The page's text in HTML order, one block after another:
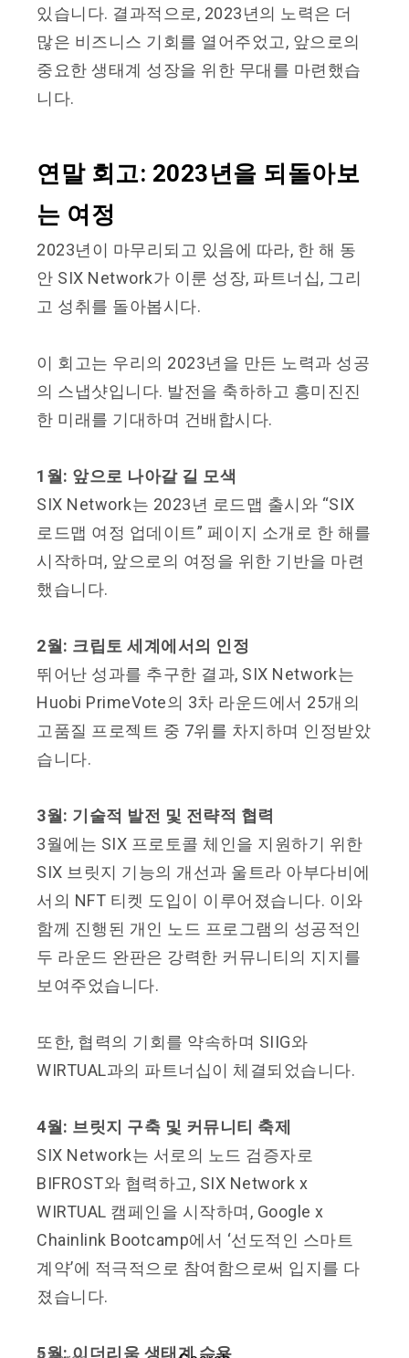
있습니다. 결과적으로, 2023년의 노력은 더
많은 비즈니스 기회를 열어주었고, 앞으로의
중요한 생태계 성장을 위한 무대를 마련했습
니다.
연말 회고: 2023년을 되돌아보
는 여정
2023년이 마무리되고 있음에 따라, 한 해 동
안 SIX Network가 이룬 성장, 파트너십, 그리
고 성취를 돌아봅시다.
이 회고는 우리의 2023년을 만든 노력과 성공
의 스냅샷입니다. 발전을 축하하고 흥미진진
한 미래를 기대하며 건배합시다.
1월: 앞으로 나아갈 길 모색
SIX Network는 2023년 로드맵 출시와 “SIX
로드맵 여정 업데이트” 페이지 소개로 한 해를
시작하며, 앞으로의 여정을 위한 기반을 마련
했습니다.
2월: 크립토 세계에서의 인정
뛰어난 성과를 추구한 결과, SIX Network는
Huobi PrimeVote의 3차 라운드에서 25개의
고품질 프로젝트 중 7위를 차지하며 인정받았
습니다.
3월: 기술적 발전 및 전략적 협력
3월에는 SIX 프로토콜 체인을 지원하기 위한
SIX 브릿지 기능의 개선과 울트라 아부다비에
서의 NFT 티켓 도입이 이루어졌습니다. 이와
함께 진행된 개인 노드 프로그램의 성공적인
두 라운드 완판은 강력한 커뮤니티의 지지를
보여주었습니다.
또한, 협력의 기회를 약속하며 SIIG와
WIRTUAL과의 파트너십이 체결되었습니다.
4월: 브릿지 구축 및 커뮤니티 축제
SIX Network는 서로의 노드 검증자로
BIFROST와 협력하고, SIX Network x
WIRTUAL 캠페인을 시작하며, Google x
Chainlink Bootcamp에서 ‘선도적인 스마트
계약’에 적극적으로 참여함으로써 입지를 다
졌습니다.
5월: 이더리움 생태계 수용